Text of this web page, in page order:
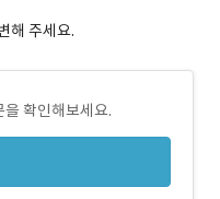
해 주세요.
확인해보세요.